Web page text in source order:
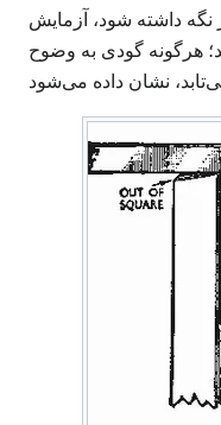
نگه داشته شود، آزمایش
هرگونه گودی به وضوح